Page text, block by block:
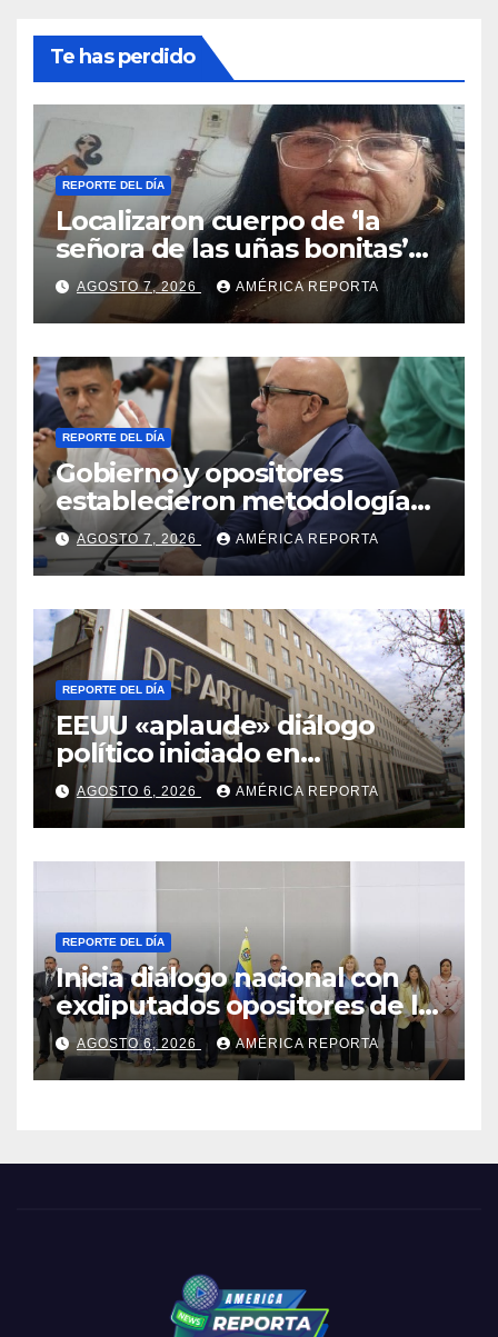
Te has perdido
REPORTE DEL DÍA
Localizaron cuerpo de ‘la
señora de las uñas bonitas’
42 días después de los
terremotos en La Guaira
AGOSTO 7, 2026 AMÉRICA REPORTA
REPORTE DEL DÍA
Gobierno y opositores
establecieron metodología
para el proceso de diálogo en
Venezuela
AGOSTO 7, 2026 AMÉRICA REPORTA
REPORTE DEL DÍA
EEUU «aplaude» diálogo
político iniciado en
Venezuela
AGOSTO 6, 2026 AMÉRICA REPORTA
REPORTE DEL DÍA
Inicia diálogo nacional con
exdiputados opositores de la
AN de 2015
AGOSTO 6, 2026 AMÉRICA REPORTA